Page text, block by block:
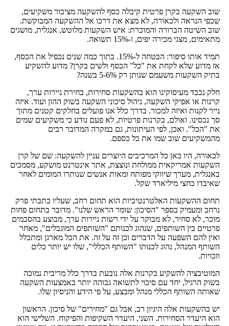
שוב השקעה בקרן פרטית קיבלה כסף להשקעה מציבור משקיעים,
שכפי הנראה ולכאורה, לא מצא את דרכו אל ההשקעה המבוקשת.
שוב השיטה הברורה והמוכרת: איש השקעות מלוטש, אנגלית, מושגים
מתאימים, מצגי מכירה יפים, ו-15% תשואה.
תמיד אותו סיפור: הבטחה ל-15%. בתוך כמה שנים נכפיל את הכסף,
אז מדוע שלא לקחת את "כל" הכסף ולשים בקרן? מדוע להשקיע
בתיק השקעות משעמם שנותן רק 5-6% בשנה?
חלק נכבד מעיסוקינו הוא בהשקעות סחירות, בחירת ניירות ערך,
קרנות או אפיקי השקעה, ניהול סיכוני השקעה בשוק ההון ועוד. איזה
נייר לקנות ואיזה למכור. בדרך כלל אנו פועלים בחלקים קטנים מתוך
סך נכסינו. ואולם, בקרנות פרטיות, לא פעם נודע כי משקיעים שמים
את "הכל". ואכן, לפי העיתונות, גם במקרה המדובר רבים
מהמשקיעים שוב שמו את כל כספם.
לכאורה, היו כאן כל המרכיבים היוצרים עניין להשקעה: שם של קרן
השקעות אמריקאית ממולחת ונוצצת, אתר אינטרנט מושקע, מסמכים
באנגלית, מערך שיווקי מפותח ומאות אנשים שנותרו המומים לאחר
שאיבדו כחצי מיליארד שקל.
תחום ההשקעות האלטרנטיביות הוא תחום רחב, שעליו כתבתי פרק
נרחב ומעמיק בספר "הסיכון: שומר הראש שלנו". מדובר בתחום פחות
מוכר, לא סחיר, לא מבוקר על ידי רשות ניירות ערך, מבוצע בהסכמים
פרטיים בין השותפים, שנהוג לכנותם "השותפים המוגבלים", מאחר
ואין להם השפעה על הדברים וכן זה על זה. את הכל מארגן ומתכלל
השותף המנהל, נהוג לכנותו "השותף הכללי", שלו יש יותר כלים
וזכויות.
המוטיבציה להשקיע בקרנות אלה נובעת בדרך כלל מריבית נמוכה
בשוק הרגיל, יחד עם סיכוי לתשואה גבוהה יותר באמצעות השקעה
שאותה השותף הכללי מנהל ומבצע, על פי הידע והניסיון שלו.
יש בהשקעות אלה היגיון רב, אבל גם "מחירים" של סיכון. הראשון
הוא היעדר הסחירות. השני, היעדר השקיפות והפיקוח. השלישי הוא